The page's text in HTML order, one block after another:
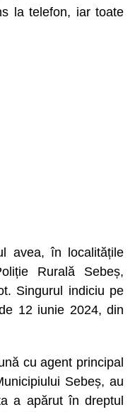
la telefon, iar toate
avea, în localitățile
Rurală Sebeș,
Singurul indiciu pe
12 iunie 2024, din
cu agent principal
Sebeș, au
a apărut în dreptul